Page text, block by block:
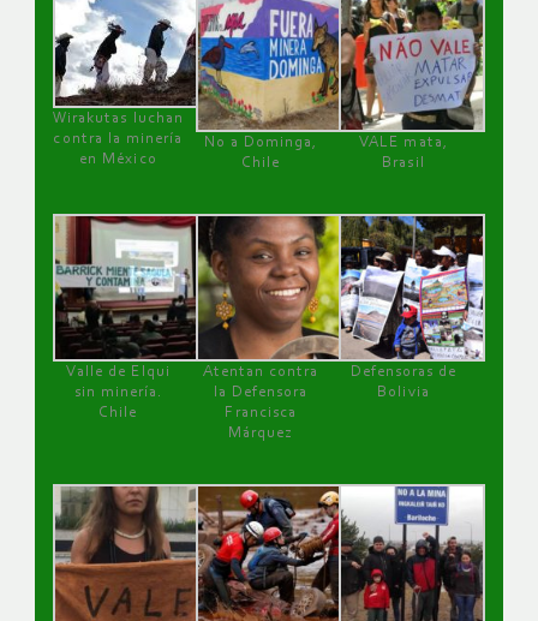
Wirakutas luchan
contra la minería
en México
No a Dominga,
Chile
VALE mata,
Brasil
Valle de Elqui
sin minería.
Chile
Atentan contra
la Defensora
Francisca
Márquez
Defensoras de
Bolivia